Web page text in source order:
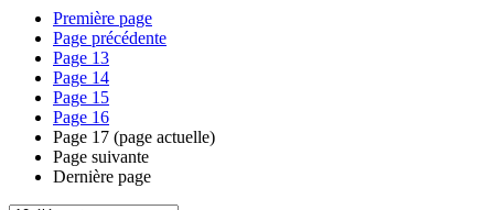
Première page
Page précédente
Page 13
Page 14
Page 15
Page 16
Page 17 (page actuelle)
Page suivante
Dernière page